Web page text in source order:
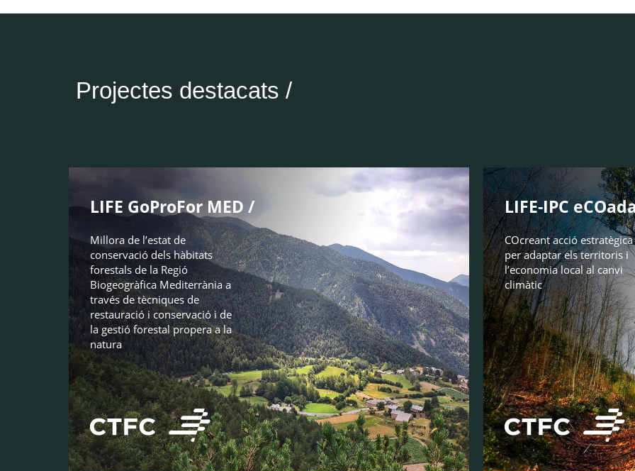
Projectes destacats /
LIFE GoProFor MED /
Millora de l’estat de
conservació dels hàbitats
forestals de la Regió
Biogeogràfica Mediterrània a
través de tècniques de
restauració i conservació i de
la gestió forestal propera a la
natura
LIFE-IPC
COcreant acció estratègica
per adaptar els territoris i
l’economia local al canvi
climàtic